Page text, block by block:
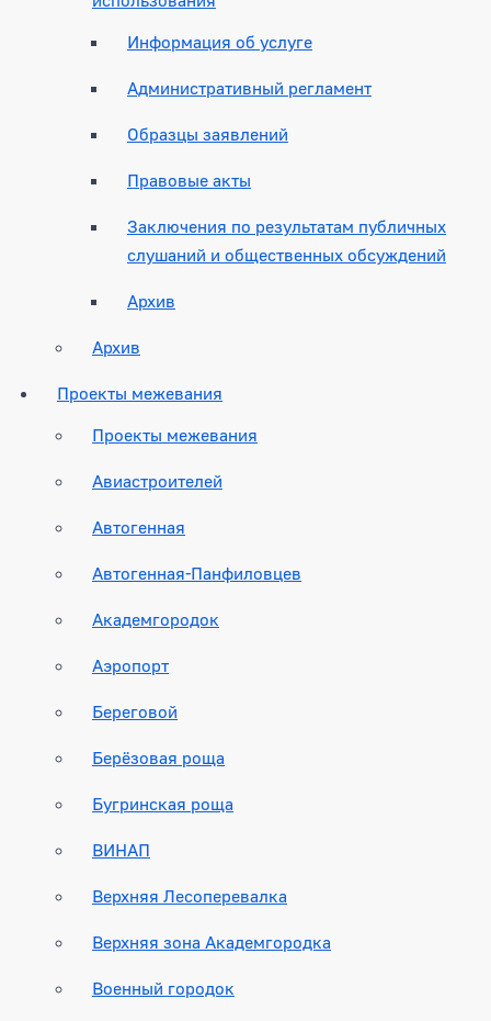
Информация об услуге
Административный регламент
Образцы заявлений
Правовые акты
Заключения по результатам публичных
слушаний и общественных обсуждений
Архив
Архив
Проекты межевания
Проекты межевания
Авиастроителей
Автогенная
Автогенная-Панфиловцев
Академгородок
Аэропорт
Береговой
Берёзовая роща
Бугринская роща
ВИНАП
Верхняя Лесоперевалка
Верхняя зона Академгородка
Военный городок